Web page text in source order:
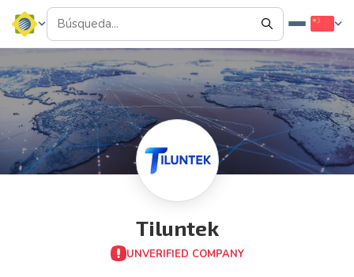
Tiluntek
UNVERIFIED COMPANY